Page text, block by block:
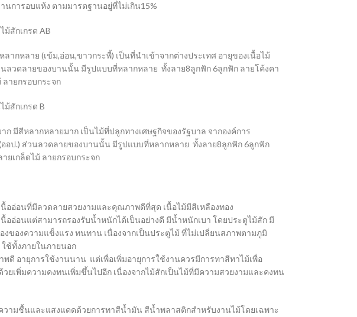
านการอบแห้ง ตามมารตฐานอยู่ที่ไม่เกิน15%
ม้สักเกรด AB
ลากหลาย (เข้ม,อ่อน,ขาวกระพี้) เป็นที่นำเข้าจากต่างประเทศ อายุของเนื้อไม้
ลวดลายของบานนั้น มีรูปแบบที่หลากหลาย ทั้งลาย8ลูกฟัก 6ลูกฟัก ลายโค้งคา
ลายกรอบกระจก
ม้สักเกรด B
ก มีสีหลากหลายมาก เป็นไม้ที่ปลูกทางเศษฐกิจของรัฐบาล จากองค์การ
ออป.) ส่วนลวดลายของบานนั้น มีรูปแบบที่หลากหลาย ทั้งลาย8ลูกฟัก 6ลูกฟัก
ยเกล็ดไม้ ลายกรอบกระจก
นื้ออ่อนที่มีลวดลายสวยงามและคุณภาพดีที่สุด เนื้อไม้มีสีเหลืองทอง
นื้ออ่อนแต่สามารถรองรับน้ำหนักได้เป็นอย่างดี มีน้ำหนักเบา โดยประตูไม้สัก มี
งของความแข็งแรง ทนทาน เนื่องจากเป็นประตูไม้ ที่ไม่เปลี่ยนสภาพตามภูมิ
ใช้ทั้งภายในภายนอก
ดี อายุการใช้งานนาน แต่เพื่อเพิ่มอายุการใช้งานควรมีการทาสีทาไม้เพื่อ
ยเพิ่มความคงทนเพิ่มขึ้นไปอีก เนื่องจากไม้สักเป็นไม้ที่มีความสวยงามและคงทน
วามชื้นและแสงแดดด้วยการทาสีน้ำมัน สีน้ำพลาสติกสำหรับงานไม้โดยเฉพาะ